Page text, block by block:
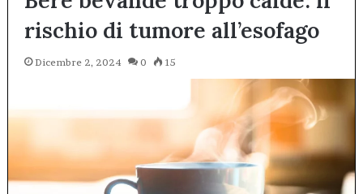
rischio di tumore all’esofago
Dicembre 2, 2024 0 15